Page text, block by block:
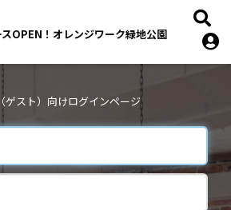
スOPEN！オレンジワーク緑地公園
ゲスト）向けログインページ